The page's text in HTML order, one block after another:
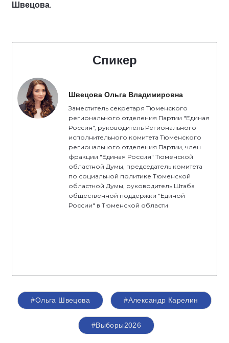
Швецова.
Спикер
Швецова Ольга Владимировна
Заместитель секретаря Тюменского
регионального отделения Партии "Единая
Россия", руководитель Регионального
исполнительного комитета Тюменского
регионального отделения Партии, член
фракции "Единая Россия" Тюменской
областной Думы, председатель комитета
по социальной политике Тюменской
областной Думы, руководитель Штаба
общественной поддержки "Единой
России" в Тюменской области
#Ольга Швецова #Александр Карелин
#Выборы2026